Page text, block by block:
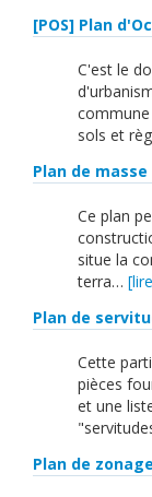
[POS] Plan
C'est le
sols et
Plan de masse
Ce plan
situe la
terra…
Plan de
Cette
pièces
et une
Plan de zonage